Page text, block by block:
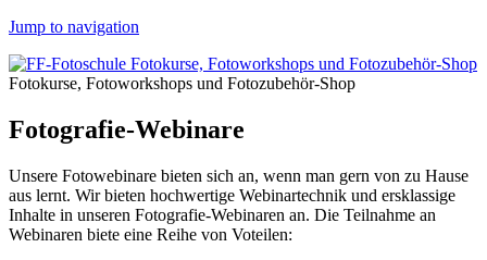
Jump to navigation
Fotokurse, Fotoworkshops und Fotozubehör-Shop
Fotografie-Webinare
Unsere Fotowebinare bieten sich an, wenn man gern von zu Hause
aus lernt. Wir bieten hochwertige Webinartechnik und ersklassige
Inhalte in unseren Fotografie-Webinaren an. Die Teilnahme an
Webinaren biete eine Reihe von Voteilen: